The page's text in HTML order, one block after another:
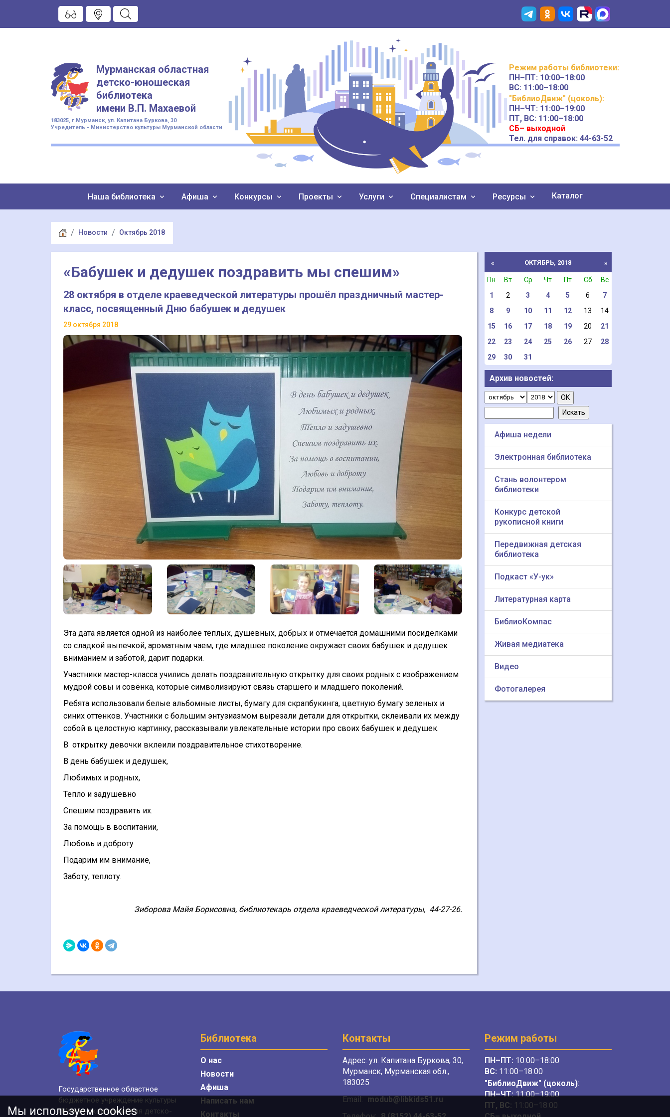
Мурманская областная
детско-юношеская
библиотека
имени В.П. Махаевой
183025, г.Мурманск, ул. Капитана Буркова, 30
Учредитель - Министерство культуры Мурманской области
Режим работы библиотеки:
ПН–ПТ: 10:00–18:00
ВС: 11:00–18:00
"БиблиоДвиж" (цоколь):
ПН–ЧТ: 11:00–19:00
ПТ, ВС: 11:00–18:00
СБ– выходной
Тел. для справок: 44-63-52
Наша библиотека Афиша Конкурсы Проекты Услуги Специалистам Ресурсы Каталог
Новости Октябрь 2018
«Бабушек и дедушек поздравить мы спешим»
28 октября в отделе краеведческой литературы прошёл праздничный мастер-
класс, посвященный Дню бабушек и дедушек
29 октября 2018
Эта дата является одной из наиболее теплых, душевных, добрых и отмечается домашними посиделками
со сладкой выпечкой, ароматным чаем, где младшее поколение окружает своих бабушек и дедушек
вниманием и заботой, дарит подарки.
Участники мастер-класса учились делать поздравительную открытку для своих родных с изображением
мудрой совы и совёнка, которые символизируют связь старшего и младшего поколений.
Ребята использовали белые альбомные листы, бумагу для скрапбукинга, цветную бумагу зеленых и
синих оттенков. Участники с большим энтузиазмом вырезали детали для открытки, склеивали их между
собой в целостную картинку, рассказывали увлекательные истории про своих бабушек и дедушек.
В открытку девочки вклеили поздравительное стихотворение.
В день бабушек и дедушек,
Любимых и родных,
Тепло и задушевно
Спешим поздравить их.
За помощь в воспитании,
Любовь и доброту
Подарим им внимание,
Заботу, теплоту.
Зиборова Майя Борисовна, библиотекарь отдела краеведческой литературы, 44-27-26.
« ОКТЯБРЬ, 2018 »
Пн Вт Ср Чт Пт Сб
Вс
1
2 3 4 5 6
7
8
9 10 11 12 13
14
15
16 17 18 19 20
21
22
23 24 25 26 27
28
29
30 31
Архив новостей:
Афиша недели
Электронная библиотека
Стань волонтером
библиотеки
Конкурс детской
рукописной книги
Передвижная детская
библиотека
Подкаст «У-ук»
Литературная карта
БиблиоКомпас
Живая медиатека
Видео
Фотогалерея
Государственное областное
бюджетное учреждение культуры
«Мурманская областная детско-
Библиотека
О нас
Новости
Афиша
Написать нам
Контакты
Контакты
Адрес: ул. Капитана Буркова, 30,
Мурманск, Мурманская обл.,
183025
Email: modub@libkids51.ru
Режим работы
ПН–ПТ: 10:00–18:00
ВС: 11:00–18:00
"БиблиоДвиж" (цоколь):
ПН–ЧТ:11:00–19:00
ПТ, ВС: 11:00–18:00
Мы используем cookies